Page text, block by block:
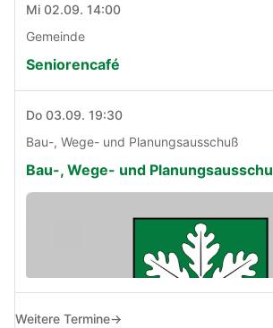
Mi 02.09. 14:00
Gemeinde
Seniorencafé
Do 03.09. 19:30
Bau-, Wege- und Planungsausschuß
Bau-, Wege- und
Weitere Termine→